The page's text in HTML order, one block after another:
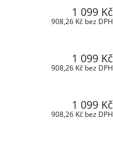
1 099 Kč
908,26 Kč bez DPH
1 099 Kč
908,26 Kč bez DPH
1 099 Kč
908,26 Kč bez DPH